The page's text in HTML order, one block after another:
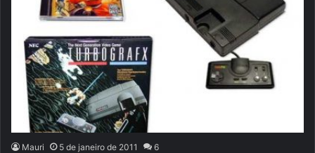
Mauri 5 de janeiro de 2011 6